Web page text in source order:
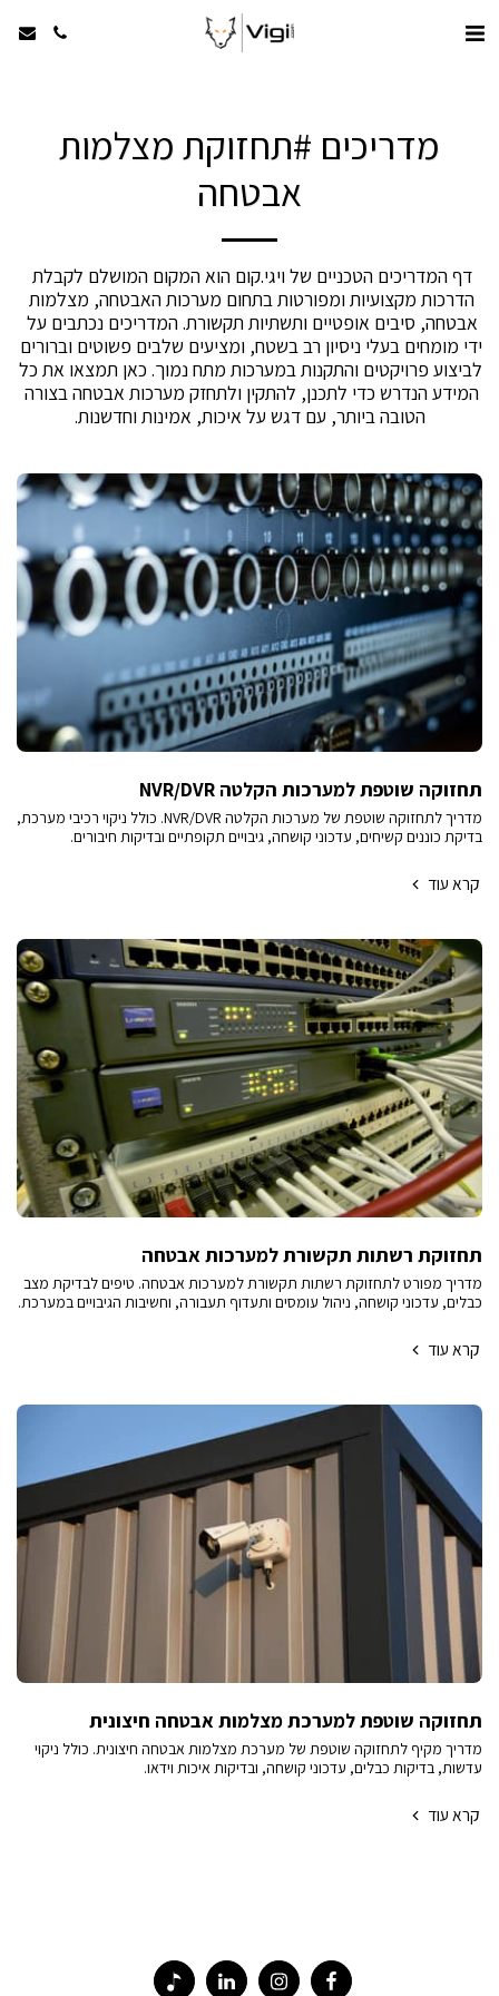
מדריכים #תחזוקת מצלמות
אבטחה
הטובה ביותר, עם דגש על איכות, אמינות וחדשנות.
תחזוקה שוטפת למערכות הקלטה NVR/DVR
מדריך לתחזוקה שוטפת של מערכות הקלטה NVR/DVR. כולל ניקוי רכיבי מערכת,
בדיקת כוננים קשיחים, עדכוני קושחה, גיבויים תקופתיים ובדיקות חיבורים.
קרא עוד
תחזוקת רשתות תקשורת למערכות אבטחה
מדריך מפורט לתחזוקת רשתות תקשורת למערכות אבטחה. טיפים לבדיקת מצב
כבלים, עדכוני קושחה, ניהול עומסים ותעדוף תעבורה, וחשיבות הגיבויים במערכת.
קרא עוד
תחזוקה שוטפת למערכת מצלמות אבטחה חיצונית
מדריך מקיף לתחזוקה שוטפת של מערכת מצלמות אבטחה חיצונית. כולל ניקוי
עדשות, בדיקות כבלים, עדכוני קושחה, ובדיקות איכות וידאו.
קרא עוד